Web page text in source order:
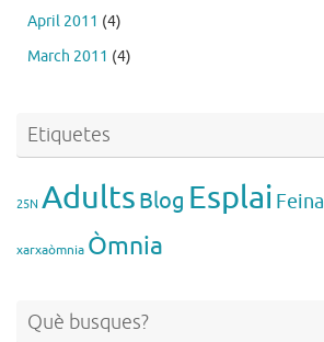
April 2011 (4)
March 2011 (4)
Etiquetes
25N AdultsBlog Esplai Feina
xarxaòmnia Òmnia
Què busques?